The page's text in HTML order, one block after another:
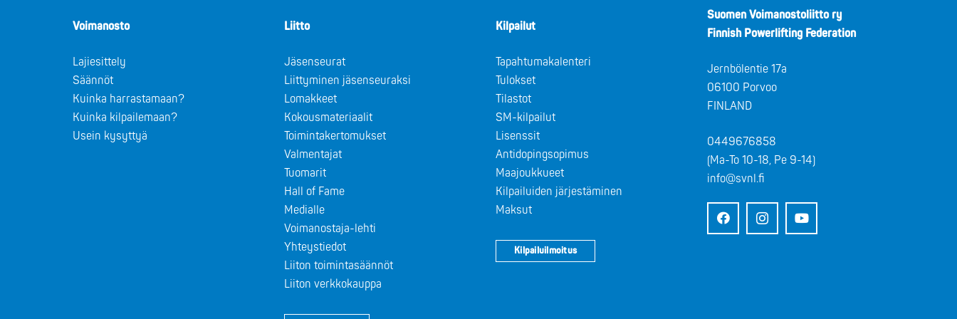
Voimanosto
Lajiesittely
Säännöt
Kuinka harrastamaan?
Kuinka kilpailemaan?
Usein kysyttyä
Liitto
Jäsenseurat
Liittyminen jäsenseuraksi
Lomakkeet
Kokousmateriaalit
Toimintakertomukset
Valmentajat
Tuomarit
Hall of Fame
Medialle
Voimanostaja-lehti
Yhteystiedot
Liiton toimintasäännöt
Liiton verkkokauppa
Kilpailut
Tapahtumakalenteri
Tulokset
Tilastot
SM-kilpailut
Lisenssit
Antidopingsopimus
Maajoukkueet
Kilpailuiden järjestäminen
Maksut
Kilpailuilmoitus
Suomen Voimanostoliitto ry
Finnish Powerlifting Federation
Jernbölentie 17a
06100 Porvoo
FINLAND
0449676858
(Ma-To 10-18, Pe 9-14)
info@svnl.fi